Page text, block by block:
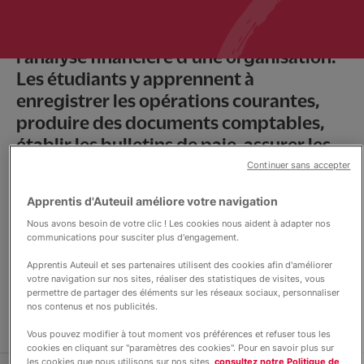
l’analyse financière d’une organisation.
Les étudiants y apprennent à
enregistrer les opérations courantes,
produire des documents comptables,
établir les bulletins de paie, assurer les
déclarations fiscales et sociales,
utiliser les outils numériques pour
contribuer à la gestion de l’entreprise.
S'inscrire en BTS Comptabilité et gestion
Apprentis d'Auteuil améliore votre navigation
Nous avons besoin de votre clic ! Les cookies nous aident à adapter nos
communications pour susciter plus d'engagement.
Apprentis Auteuil et ses partenaires utilisent des cookies afin d'améliorer
votre navigation sur nos sites, réaliser des statistiques de visites, vous
permettre de partager des éléments sur les réseaux sociaux, personnaliser
nos contenus et nos publicités.
Vous pouvez modifier à tout moment vos préférences et refuser tous les
cookies en cliquant sur "paramètres des cookies". Pour en savoir plus sur
les cookies que nous utilisons sur nos sites,consultez notre Politique de
Continuer sans accepter